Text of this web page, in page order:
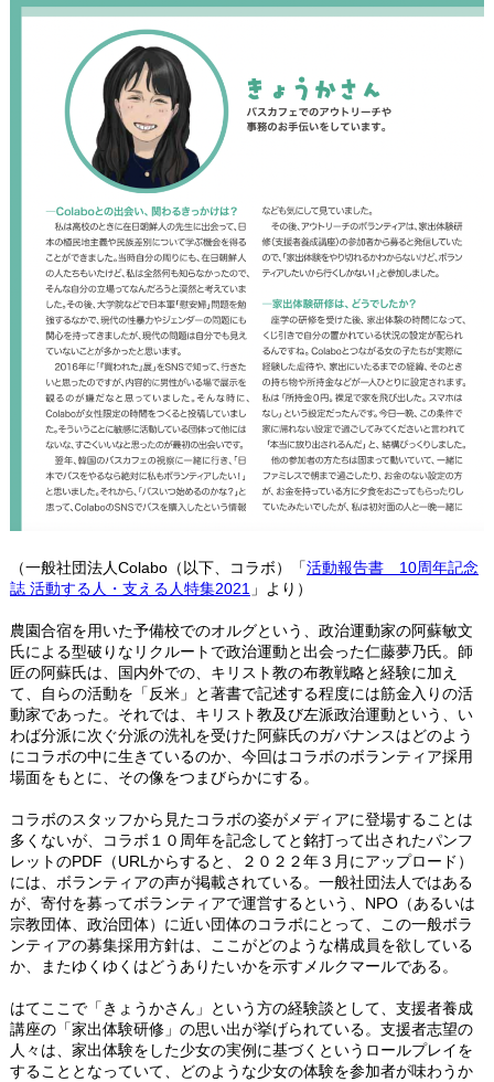
（一般社団法人Colabo（以下、コラボ）「活動報告書 10周年記念
誌 活動する人・支える人特集2021 」より）
農園合宿を用いた予備校でのオルグという、政治運動家の阿蘇敏文
氏による型破りなリクルートで政治運動と出会った仁藤夢乃氏。師
匠の阿蘇氏は、国内外での、キリスト教の布教戦略と経験に加え
て、自らの活動を「反米」と著書で記述する程度には筋金入りの活
動家であった。それでは、キリスト教及び左派政治運動という、い
わば分派に次ぐ分派の洗礼を受けた阿蘇氏のガバナンスはどのよう
にコラボの中に生きているのか、今回はコラボのボランティア採用
場面をもとに、その像をつまびらかにする。
コラボのスタッフから見たコラボの姿がメディアに登場することは
多くないが、コラボ１０周年を記念してと銘打って出されたパンフ
レットのPDF（URLからすると、２０２２年３月にアップロード）
には、ボランティアの声が掲載されている。一般社団法人ではある
が、寄付を募ってボランティアで運営するという、NPO（あるいは
宗教団体、政治団体）に近い団体のコラボにとって、この一般ボラ
ンティアの募集採用方針は、ここがどのような構成員を欲している
か、またゆくゆくはどうありたいかを示すメルクマールである。
はてここで「きょうかさん」という方の経験談として、支援者養成
講座の「家出体験研修」の思い出が挙げられている。支援者志望の
人々は、家出体験をした少女の実例に基づくというロールプレイを
することとなっていて、どのような少女の体験を参加者が味わうか